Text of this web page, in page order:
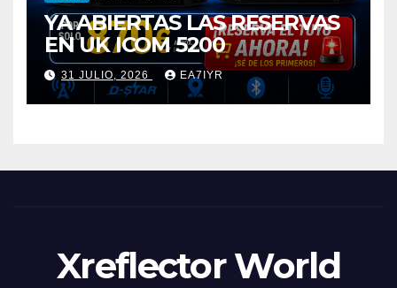
YA ABIERTAS LAS RESERVAS
EN UK ICOM 5200
31 JULIO, 2026 EA7IYR
Xreflector World